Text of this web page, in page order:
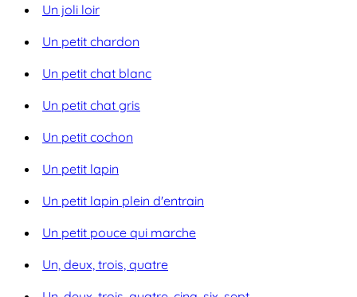
Un joli loir
Un petit chardon
Un petit chat blanc
Un petit chat gris
Un petit cochon
Un petit lapin
Un petit lapin plein d'entrain
Un petit pouce qui marche
Un, deux, trois, quatre